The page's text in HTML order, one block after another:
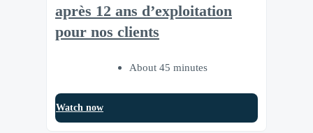
après 12 ans d’exploitation
pour nos clients
About 45 minutes
Watch now